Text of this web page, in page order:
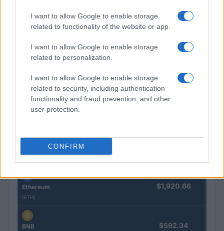
I want to allow Google to enable storage
related to functionality of the website or app.
I want to allow Google to enable storage
related to personalization.
I want to allow Google to enable storage
related to security, including authentication
functionality and fraud prevention, and other
user protection.
CONFIRM
Cómo aplicar un framework minimalista para gestionar
COTIZACIONES CRYPTO
Ethereum
(ETH)
$1,920.66
BNB $592.34